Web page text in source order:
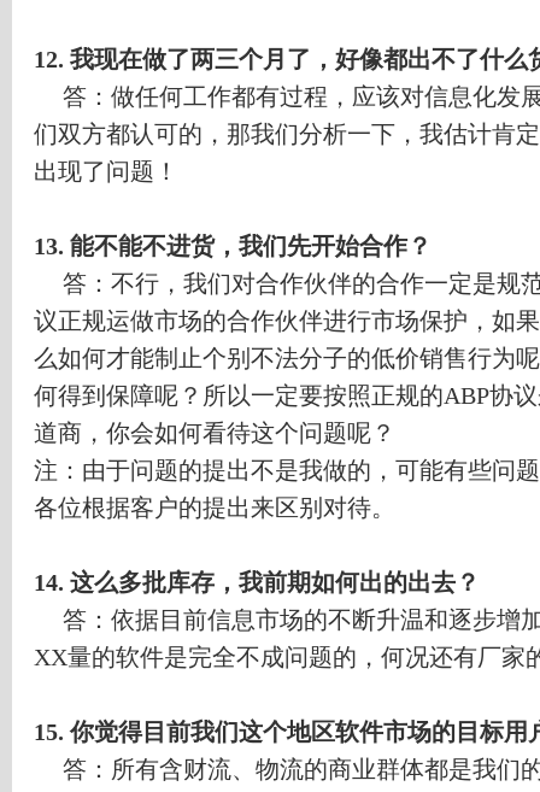
12. 我现在做了两三个月了，好像都出不了什么
答：做任何工作都有过程，应该对信息化发
们双方都认可的，那我们分析一下，我估计肯
出现了问题！
13. 能不能不进货，我们先开始合作？
答：不行，我们对合作伙伴的合作一定是规
议正规运做市场的合作伙伴进行市场保护，如
么如何才能制止个别不法分子的低价销售行为
何得到保障呢？所以一定要按照正规的ABP协
道商，你会如何看待这个问题呢？
注：由于问题的提出不是我做的，可能有些问
各位根据客户的提出来区别对待。
14. 这么多批库存，我前期如何出的出去？
答：依据目前信息市场的不断升温和逐步增
XX量的软件是完全不成问题的，何况还有厂家
15.你觉得目前我们这个地区软件市场的目标用
答：所有含财流、物流的商业群体都是我们